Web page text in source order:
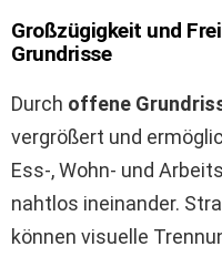
Großzügigkeit und
Grundrisse
Durch offene
vergrößert und
Ess-, Wohn- und
nahtlos ineinander.
können visuelle